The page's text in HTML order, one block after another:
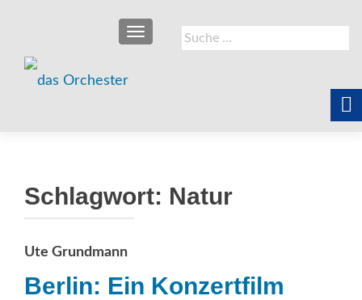
Suche
nach:
SCHALTE NAVIGATION
Schlagwort: Natur
Ute Grundmann
Berlin: Ein Konzertfilm